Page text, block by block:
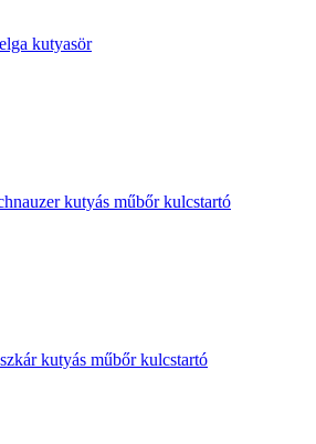
kutyasör
kutyás műbőr kulcstartó
kutyás műbőr kulcstartó